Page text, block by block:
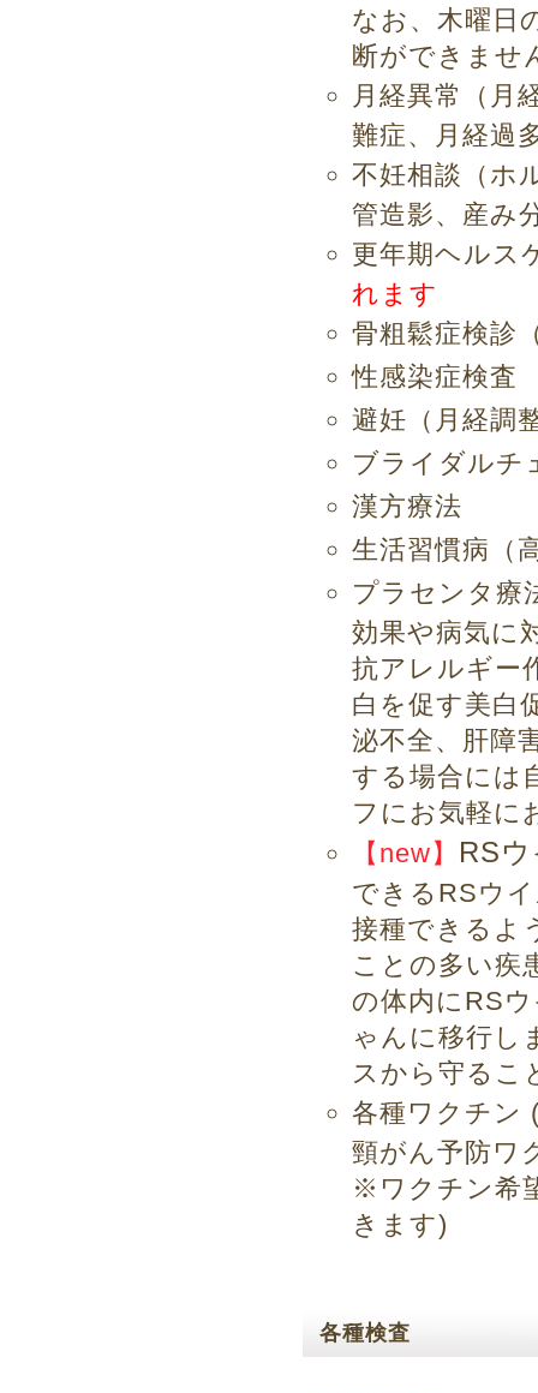
なお、木曜日
断ができませ
月経異常
（月
難症、月経過
不妊相談 （
管造影、産み
更年期ヘルス
れます
骨粗鬆症検診
性感染症検査
避妊 （月経
ブライダルチ
漢方療法
生活習慣病 （
プラセンタ療
効果や病気に
抗アレルギー
白を促す美白
泌不全、肝障
する場合には
フにお気軽に
【new】 RS
できるRSウ
接種できるよ
ことの多い疾
の体内にRS
ゃんに移行し
スから守るこ
各種ワクチン
頸がん予防ワ
※ワクチン希
きます)
各種検査